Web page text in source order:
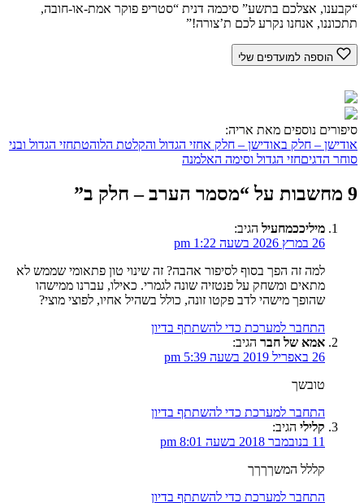
“קבענו, אצלכם בתשע” סיכמה דנית “סטריפ פוקר אמת-או-חובה,
תתכוננו, אנחנו נקרע לכם ת’צורה!”
הוספה למועדפים שלי
סיפורים נוספים מאת אריה:
אודישן – חלק באודישן – חלק אחזי הגדול והקלטת הלוהטתחזי הגדול ובני
סוחר הדגיםחזי הגדול וסימה האלמנה
9 מחשבות על “ מסמר הערב – חלק ב”
מיליככמחעיל הגיב:
26 במרץ 2026 בשעה 1:22 pm
למה זה הפך בסוף לסיפור אהבה? זה שינוי טון פתאומי שממש לא
מתאים ומשחק על פנטזיה שונה לגמרי. כאילו, עברנו ממישהו
שהופך מישהי לדב פקטו זונה, כולל בשהיל אחיו, לפוצי מוצי?
התחבר למערכת כדי להשתתף בדיון
אמא של חבר הגיב:
26 באפריל 2019 בשעה 5:39 pm
טובשך
התחבר למערכת כדי להשתתף בדיון
קלילי הגיב:
11 בנובמבר 2018 בשעה 8:01 pm
קללל המשךךךך
התחבר למערכת כדי להשתתף בדיון